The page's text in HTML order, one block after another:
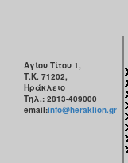
Αγίου Τίτου 1,
Τ.Κ. 71202,
Ηράκλειο
Τηλ.: 2813-409000
email:info@heraklion.gr